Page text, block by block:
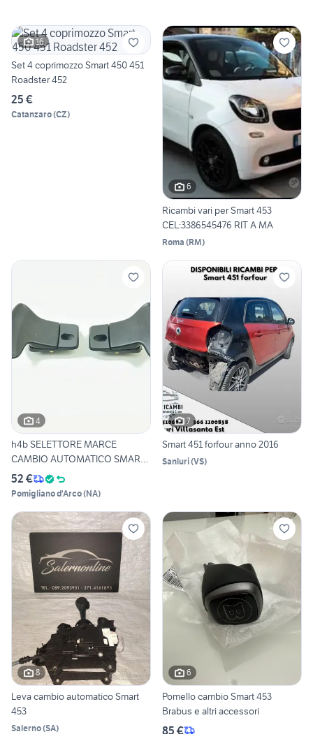
16
Set 4 coprimozzo Smart 450 451
Roadster 452
25 €
Catanzaro(CZ)
6
Ricambi vari per Smart 453
CEL:3386545476 RIT A MA
Roma (RM)
4
h4b SELETTORE MARCE
CAMBIO AUTOMATICO SMART
Forfou
52 €
Pomigliano d'Arco(NA)
7
Smart 451 forfour anno 2016
Sanluri(VS)
8
Leva cambio automatico Smart
453
Salerno(SA)
6
Pomello cambio Smart 453
Brabus e altri accessori
85 €